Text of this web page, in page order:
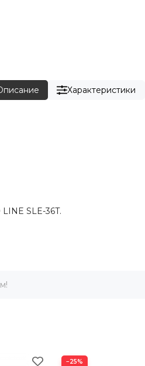
Характеристики
SLE-36T.
−25%